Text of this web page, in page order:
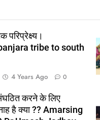
परिप्रेक्ष्य।
tribe to south
4 Years Ago 0
करने के लिए
है क्या ?? Amarsing